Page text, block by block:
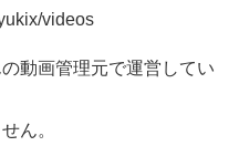
videos
動画管理元で運営してい
ん。